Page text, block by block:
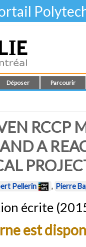
Déposer Parcourir
RCCP
A
Pellerin , Pierre
écrite
est